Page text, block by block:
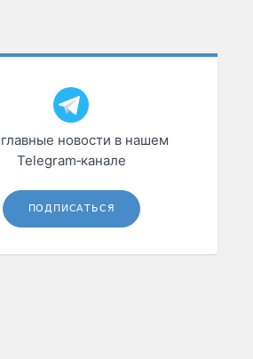
новости в нашем
Telegram‑канале
ПОДПИСАТЬСЯ